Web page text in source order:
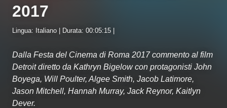
2017
Lingua: Italiano | Durata: 00:05:15 |
Dalla Festa del Cinema di Roma 2017 commento al film
Detroit diretto da Kathryn Bigelow con protagonisti John
Boyega, Will Poulter, Algee Smith, Jacob Latimore,
Jason Mitchell, Hannah Murray, Jack Reynor, Kaitlyn
Dever.